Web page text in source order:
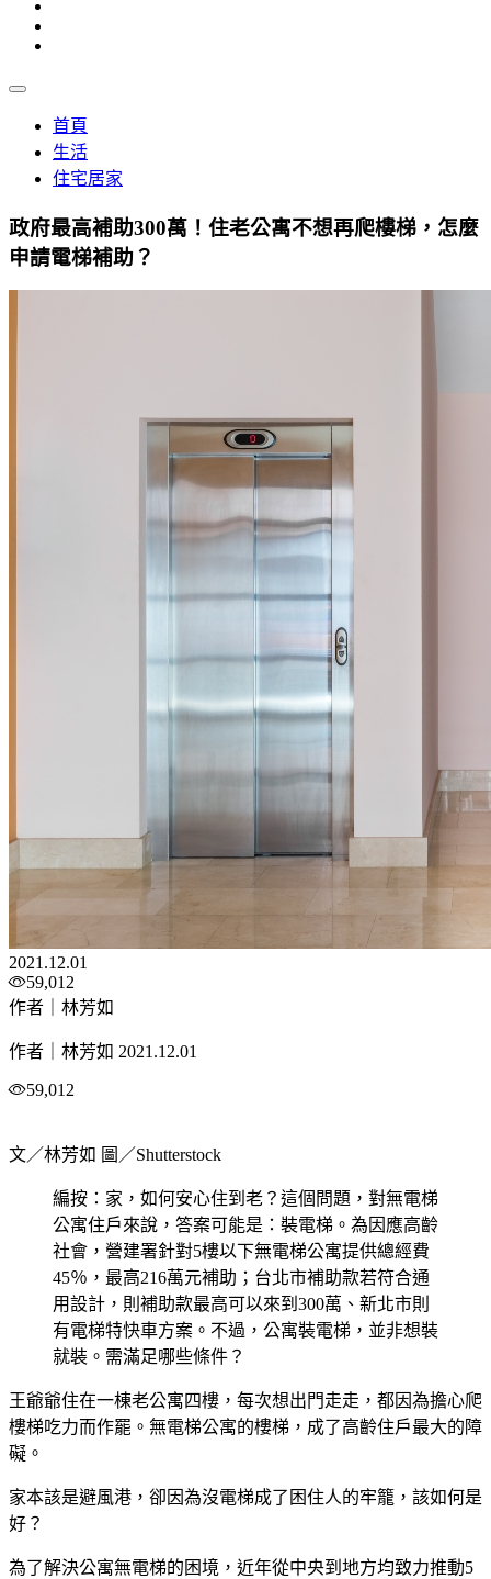
首頁
生活
住宅居家
政府最高補助300萬！住老公寓不想再爬樓梯，怎麼
申請電梯補助？
2021.12.01
59,012
作者｜林芳如
作者｜林芳如 2021.12.01
59,012
文／林芳如 圖／Shutterstock
編按：家，如何安心住到老？這個問題，對無電梯
公寓住戶來說，答案可能是：裝電梯。為因應高齡
社會，營建署針對5樓以下無電梯公寓提供總經費
45％，最高216萬元補助；台北市補助款若符合通
用設計，則補助款最高可以來到300萬、新北市則
有電梯特快車方案。不過，公寓裝電梯，並非想裝
就裝。需滿足哪些條件？
王爺爺住在一棟老公寓四樓，每次想出門走走，都因為擔心爬
樓梯吃力而作罷。無電梯公寓的樓梯，成了高齡住戶最大的障
礙。
家本該是避風港，卻因為沒電梯成了困住人的牢籠，該如何是
好？
為了解決公寓無電梯的困境，近年從中央到地方均致力推動5